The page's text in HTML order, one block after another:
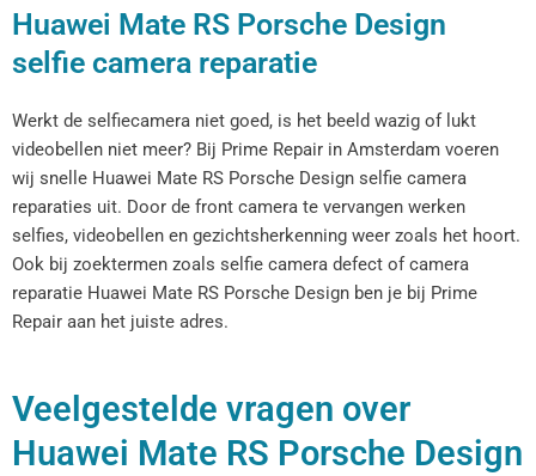
Huawei Mate RS Porsche Design
selfie camera reparatie
Werkt de selfiecamera niet goed, is het beeld wazig of lukt
videobellen niet meer? Bij Prime Repair in Amsterdam voeren
wij snelle Huawei Mate RS Porsche Design selfie camera
reparaties uit. Door de front camera te vervangen werken
selfies, videobellen en gezichtsherkenning weer zoals het hoort.
Ook bij zoektermen zoals selfie camera defect of camera
reparatie Huawei Mate RS Porsche Design ben je bij Prime
Repair aan het juiste adres.
Veelgestelde vragen over
Huawei Mate RS Porsche Design